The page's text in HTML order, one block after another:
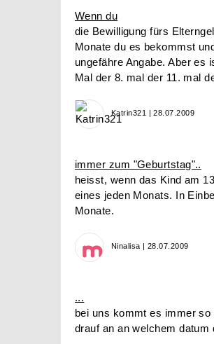
Wenn du
die Bewilligung fürs
Monate du es bekommst
ungefähre Angabe. Aber es
Mal der 8. mal der 11. mal
Katrin321 | 28.07.2009
immer zum "Geburtstag"..
heisst, wenn das Kind am
eines jeden Monats. In
Monate.
Ninalisa | 28.07.2009
...
bei uns kommt es immer
drauf an an welchem datum